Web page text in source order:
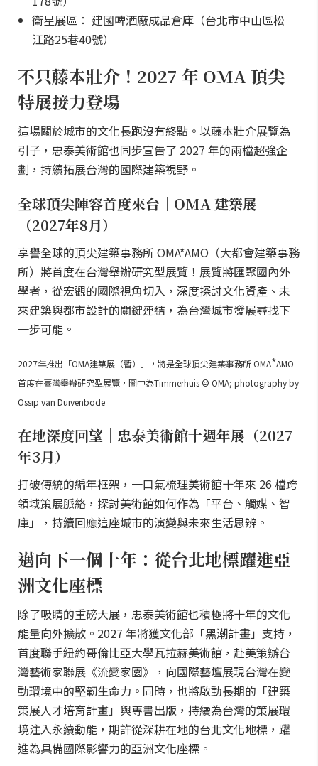
衛星展區： 建國啤酒廠成品倉庫（台北市中山區松
江路25巷40號）
不只藤本壯介！2027 年 OMA 頂尖
特展接力登場
這場關於城市的文化長跑沒有終點。以藤本壯介展覽為
引子，忠泰美術館也同步宣告了 2027 年的兩檔超強企
劃，持續拓展台灣的國際建築視野。
全球頂尖陣容首度來台｜OMA 建築展
（2027年8月）
享譽全球的頂尖建築事務所 OMA*AMO（大都會建築事務
所）將首度在台灣舉辦研究型展覽！展覽將匯聚國內外
學者，從宏觀的國際視角切入，深度探討文化資產、未
來建築與都市設計的關鍵連結，為台灣城市發展尋找下
一步可能。
2027年推出「OMA建築展（暫）」，將是全球頂尖建築事務所 OMA*AMO
首度在臺灣舉辦研究型展覽，圖中為Timmerhuis © OMA; photography by
Ossip van Duivenbode
在地深度回望｜忠泰美術館十週年展（2027
年3月）
打破傳統的編年框架，一口氣梳理美術館十年來 26 檔跨
領域策展脈絡，探討美術館如何作為「平台、觸媒、智
庫」，持續回應這座城市的演變與未來生活思辨。
邁向下一個十年：從台北地標躍進亞
洲文化座標
除了吸睛的重磅大展，忠泰美術館也積極將十年的文化
能量向外擴散。2027 年將獲文化部「黑潮計畫」支持，
首度聯手紐約哥倫比亞大學瓦拉赫美術館，赴美策辦台
灣藝術家聯展《流變家園》，向國際藝壇展現台灣在變
動環境中的堅韌生命力。同時，也將啟動長期的「建築
策展人才培育計畫」與專書出版，持續為台灣的策展環
境注入永續動能，期許從深耕在地的台北文化地標，躍
進為具備國際影響力的亞洲文化座標。